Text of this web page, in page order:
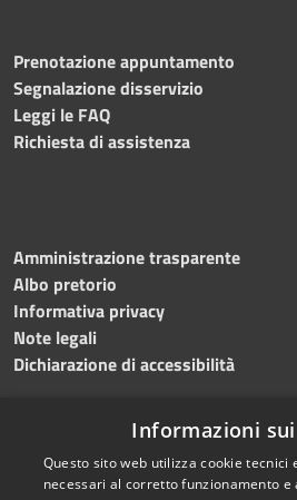
Prenotazione appuntamento
Segnalazione disservizio
Leggi le FAQ
Richiesta di assistenza
Amministrazione trasparente
Albo pretorio
Informativa privacy
Note legali
Dichiarazione di accessibilità
Informazioni
Questo sito web utilizza cookie
necessari al corretto funzionamento e